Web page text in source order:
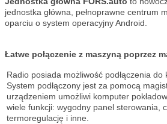
jednostka główna, pełnoprawne centrum
oparciu o system operacyjny Android.
Łatwe połączenie z maszyną poprzez
Radio posiada możliwość podłączenia do
System podłączony jest za pomocą
urządzeniem umożliwi komputer
wiele funkcji: wygodny panel sterowania,
termoregulację i inne.